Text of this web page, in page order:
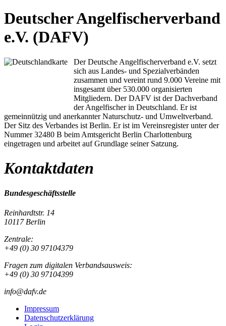
Deutscher Angelfischerverband
e.V. (DAFV)
Der Deutsche Angelfischerverband e.V. setzt
sich aus Landes- und Spezialverbänden
zusammen und vereint rund 9.000 Vereine mit
insgesamt über 530.000 organisierten
Mitgliedern. Der DAFV ist der Dachverband
der Angelfischer in Deutschland. Er ist
gemeinnützig und anerkannter Naturschutz- und Umweltverband.
Der Sitz des Verbandes ist Berlin. Er ist im Vereinsregister unter der
Nummer 32480 B beim Amtsgericht Berlin Charlottenburg
eingetragen und arbeitet auf Grundlage seiner Satzung.
Kontaktdaten
Bundesgeschäftsstelle
Reinhardtstr. 14
10117 Berlin
Zentrale:
+49 (0) 30 97104379
Fragen zum digitalen Verbandsausweis:
+49 (0) 30 97104399
info@dafv.de
Impressum
Datenschutzerklärung